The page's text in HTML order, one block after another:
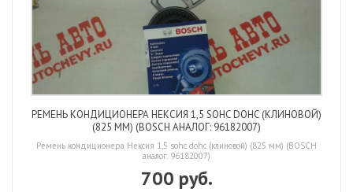
РЕМЕНЬ КОНДИЦИОНЕРА НЕКСИЯ 1,5 SOHC DOHC (КЛИНОВОЙ)
(825 ММ) (BOSCH АНАЛОГ: 96182007)
Ремень кондиционера Нексия 1,5 sohc dohc (клиновой) (825 мм) (BOSCH
аналог: 96182007)
700 руб.